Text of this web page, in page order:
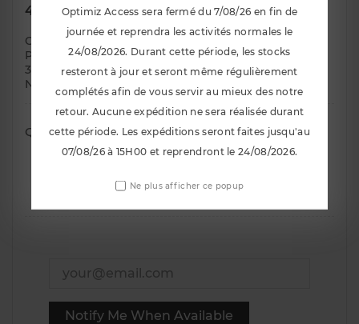
408,00 € TTC
Coupelles Avants AST réglables pour Porsche 964
Produits compatibles avec les véhicules suivants:
3,6 L 1989 - 1994 3,8 L 1989 - 1994 SUR COMMANDE;
NOUS CONSULTER POUR LE DELAI
Quantité
Notify Me When Available
Optimiz Access sera fermé du 7/08/26 en fin de
journée et reprendra les activités normales le
24/08/2026. Durant cette période, les stocks
resteront à jour et seront même régulièrement
complétés afin de vous servir au mieux des notre
retour. Aucune expédition ne sera réalisée durant
cette période. Les expéditions seront faites jusqu'au
07/08/26 à 15H00 et reprendront le 24/08/2026.
Ne plus afficher ce popup